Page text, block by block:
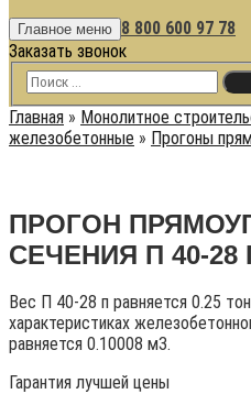
Главное меню 8 800 600 97 78
Заказать звонок
Главная » Монолитное
железобетонные » Прогоны
ПРОГОН
СЕЧЕНИЯ П 40-28
Вес П 40-28 п равняется 0.25
характеристиках
равняется 0.10008 м3.
Гарантия лучшей цены